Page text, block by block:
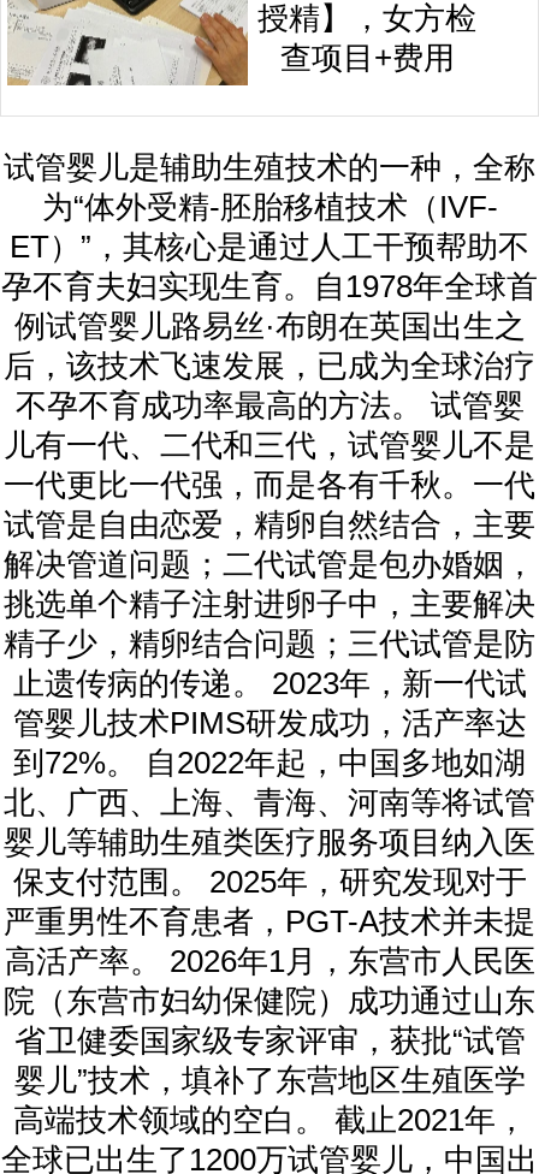
授精】，女方检
查项目+费用
试管婴儿是辅助生殖技术的一种，全称
为“体外受精-胚胎移植技术（IVF-
ET）”，其核心是通过人工干预帮助不
孕不育夫妇实现生育。自1978年全球首
例试管婴儿路易丝·布朗在英国出生之
后，该技术飞速发展，已成为全球治疗
不孕不育成功率最高的方法。 试管婴
儿有一代、二代和三代，试管婴儿不是
一代更比一代强，而是各有千秋。一代
试管是自由恋爱，精卵自然结合，主要
解决管道问题；二代试管是包办婚姻，
挑选单个精子注射进卵子中，主要解决
精子少，精卵结合问题；三代试管是防
止遗传病的传递。 2023年，新一代试
管婴儿技术PIMS研发成功，活产率达
到72%。 自2022年起，中国多地如湖
北、广西、上海、青海、河南等将试管
婴儿等辅助生殖类医疗服务项目纳入医
保支付范围。 2025年，研究发现对于
严重男性不育患者，PGT-A技术并未提
高活产率。 2026年1月，东营市人民医
院（东营市妇幼保健院）成功通过山东
省卫健委国家级专家评审，获批“试管
婴儿”技术，填补了东营地区生殖医学
高端技术领域的空白。 截止2021年，
全球已出生了1200万试管婴儿，中国出